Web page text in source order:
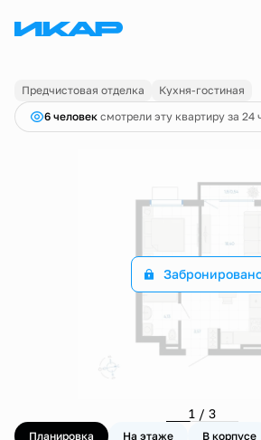
1-комнатная36.83 м
Предчистовая отделка
Кухня-гостиная
6 человек смотрели эту квартиру за 24
1 / 3
Планировка На этаже В корпусе